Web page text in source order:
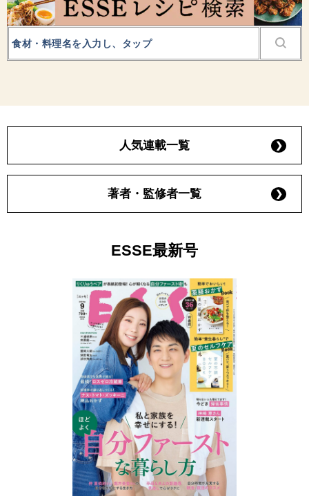
人気連載一覧
著者・監修者一覧
ESSE最新号